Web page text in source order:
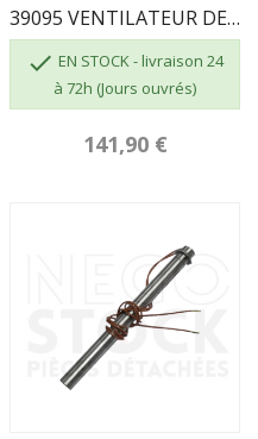
39095 VENTILATEUR DE CONVECTION SUPRA FR0043740B
 EN STOCK - livraison 24
à 72h (Jours ouvrés)
141,90 €